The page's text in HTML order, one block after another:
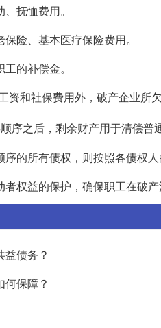
抚恤费用。
险、基本医疗保险费用。
的补偿金。
和社保费用外，破产企业所欠
序之后，剩余财产用于清偿普
的所有债权，则按照各债权人
权益的保护，确保职工在破产
债务？
保障？